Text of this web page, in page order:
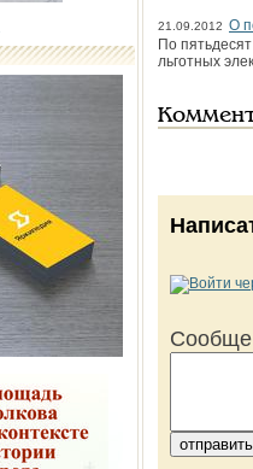
21.09.2012 О
По
льготных